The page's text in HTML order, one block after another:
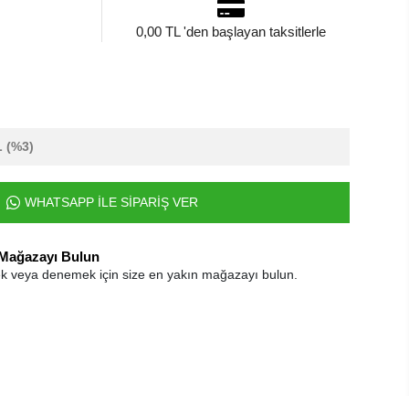
0,00 TL 'den başlayan taksitlerle
(%3)
WHATSAPP İLE SİPARİŞ VER
Bulun
veya denemek için size en yakın mağazayı bulun.